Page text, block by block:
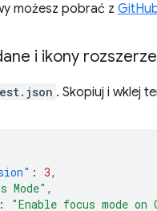
możesz pobrać z
i ikony
. Skopiuj i wklej
: 3,
Mode" ,
:
"Enable focus mode